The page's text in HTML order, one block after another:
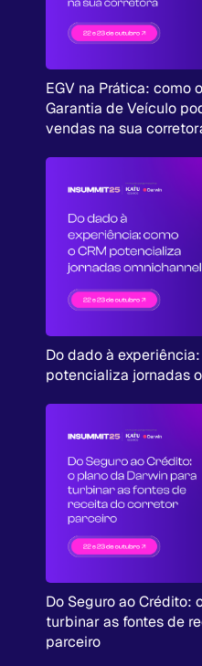
EGV na Prática: como
Garantia de Veículo
vendas na sua
Do dado à
potencializa jornadas
Do Seguro ao Crédito:
turbinar as fontes de
parceiro